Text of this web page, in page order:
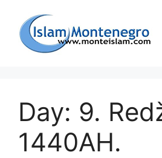
sadržaj
Day: 9.
1440AH.